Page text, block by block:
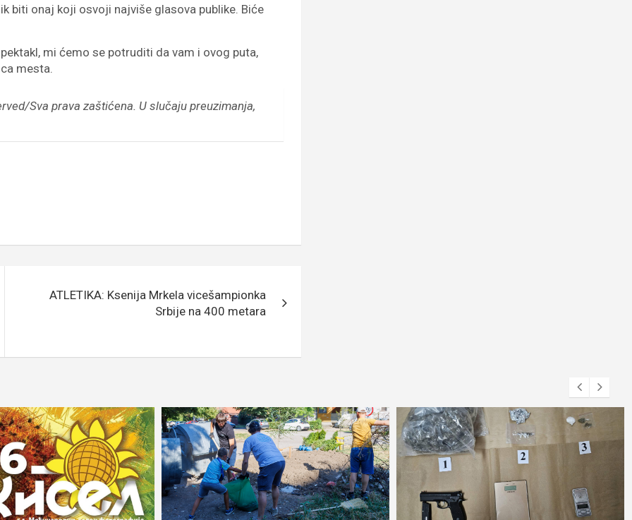
biti onaj koji osvoji najviše glasova publike. Biće
mi ćemo se potruditi da vam i ovog puta,
mesta.
Sva prava zaštićena. U slučaju preuzimanja,
ATLETIKA: Ksenija Mrkela vicešampionka
Srbije na 400 metara